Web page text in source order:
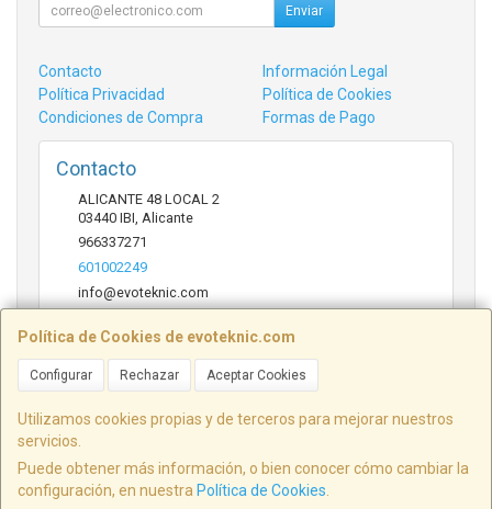
Política de Cookies de evoteknic.com
Configurar Rechazar Aceptar Cookies
Utilizamos cookies propias y de terceros para mejorar nuestros
servicios.
Puede obtener más información, o bien conocer cómo cambiar la
configuración, en nuestra Política de Cookies
Enviar
Contacto
Información Legal
Política Privacidad
Política de Cookies
Condiciones de Compra
Formas de Pago
Contacto
ALICANTE 48 LOCAL 2
03440 IBI Alicante
966337271
601002249
info@evoteknic.com
Horario
ALICANTE 48 LOCAL 2, 03440, Alicante, España. - C.I.F.: B54578497 - Tfno:
601002249